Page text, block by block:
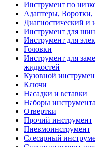
Инструмент по
Адаптеры,
Диагностический и
Инструмент для
Инструмент для
Головки
Инструмент для
жидкостей
Кузовной
Ключи
Насадки и вставки
Наборы инструмента
Отвертки
Прочий инструмент
Пневмоинструмент
Слесарный